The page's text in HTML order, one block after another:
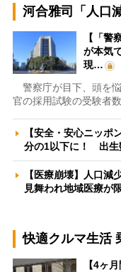
河合雅司「人口
【「警
が本気
現…
警察庁が目下、頭を
官の採用試験の受験者
【安全・安心ニッポ
分の1以下に！ 出
【医療崩壊】人口減
見舞われ地域医療
快適クルマ生活
【4ヶ